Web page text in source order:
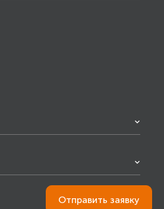
Отправить заявку